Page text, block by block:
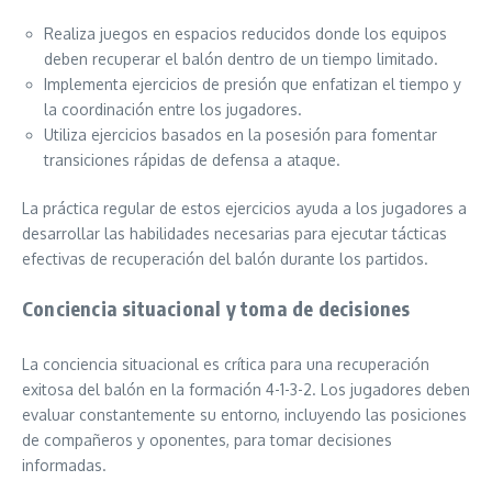
Realiza juegos en espacios reducidos donde los equipos
deben recuperar el balón dentro de un tiempo limitado.
Implementa ejercicios de presión que enfatizan el tiempo y
la coordinación entre los jugadores.
Utiliza ejercicios basados en la posesión para fomentar
transiciones rápidas de defensa a ataque.
La práctica regular de estos ejercicios ayuda a los jugadores a
desarrollar las habilidades necesarias para ejecutar tácticas
efectivas de recuperación del balón durante los partidos.
Conciencia situacional y toma de decisiones
La conciencia situacional es crítica para una recuperación
exitosa del balón en la formación 4-1-3-2. Los jugadores deben
evaluar constantemente su entorno, incluyendo las posiciones
de compañeros y oponentes, para tomar decisiones
informadas.